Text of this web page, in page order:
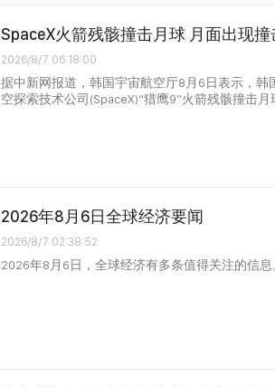
SpaceX火箭残骸撞击月球 月面出现撞
2026/8/7 06:18:00
据中新网报道，韩国宇宙航空厅8月6日表示，韩
空探索技术公司(SpaceX)“猎鹰9”火箭残骸撞击月
2026年8月6日全球经济要闻
2026/8/7 02:38:52
2026年8月6日，全球经济有多条值得关注的信息